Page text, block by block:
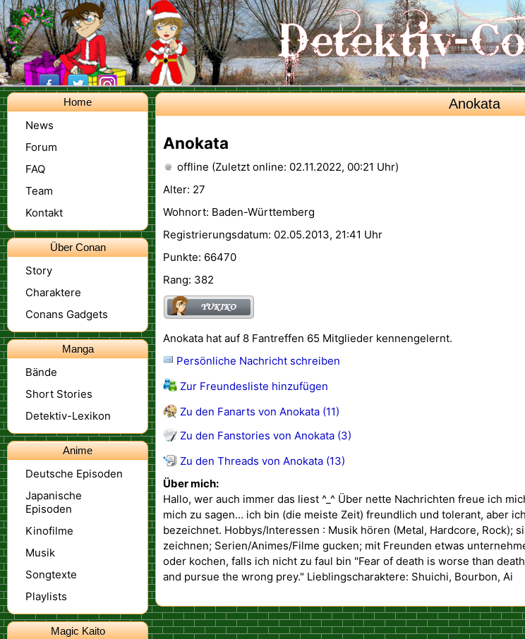
Home
News
Forum
FAQ
Team
Kontakt
Über Conan
Story
Charaktere
Conans Gadgets
Manga
Bände
Short Stories
Detektiv-Lexikon
Anime
Deutsche Episoden
Japanische
Episoden
Kinofilme
Musik
Songtexte
Playlists
Magic Kaito
Anokata
Anokata
offline (Zuletzt online: 02.11.2022, 00:21 Uhr)
Alter: 27
Wohnort: Baden-Württemberg
Registrierungsdatum: 02.05.2013, 21:41 Uhr
Punkte: 66470
Rang: 382
Anokata hat auf 8 Fantreffen 65 Mitglieder kennengelernt.
Persönliche Nachricht schreiben
Zur Freundesliste hinzufügen
Zu den Fanarts von Anokata (11)
Zu den Fanstories von Anokata (3)
Zu den Threads von Anokata (13)
Über mich:
Hallo, wer auch immer das liest ^_^ Über nette Nachrichten freue ich
mich zu sagen... ich bin (die meiste Zeit) freundlich und tolerant, aber
bezeichnet. Hobbys/Interessen : Musik hören (Metal, Hardcore, Rock);
zeichnen; Serien/Animes/Filme gucken; mit Freunden etwas
oder kochen, falls ich nicht zu faul bin "Fear of death is worse than
and pursue the wrong prey." Lieblingscharaktere: Shuichi, Bourbon, Ai